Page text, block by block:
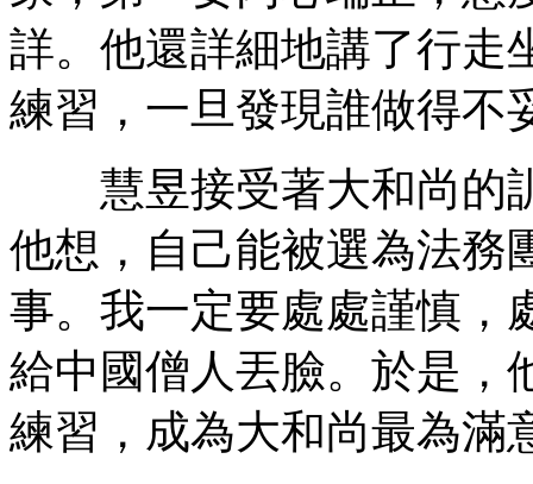
詳。他還詳細地講了行走
練習，一旦發現誰做得不
慧昱接受著大和尚的
他想，自己能被選為法務
事。我一定要處處謹慎，
給中國僧人丟臉。於是，
練習，成為大和尚最為滿